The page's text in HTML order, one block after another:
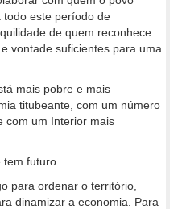
todo este período de
de quem reconhece
vontade suficientes para uma
mais pobre e mais
titubeante, com um número
com um Interior mais
futuro.
para ordenar o território,
dinamizar a economia. Para